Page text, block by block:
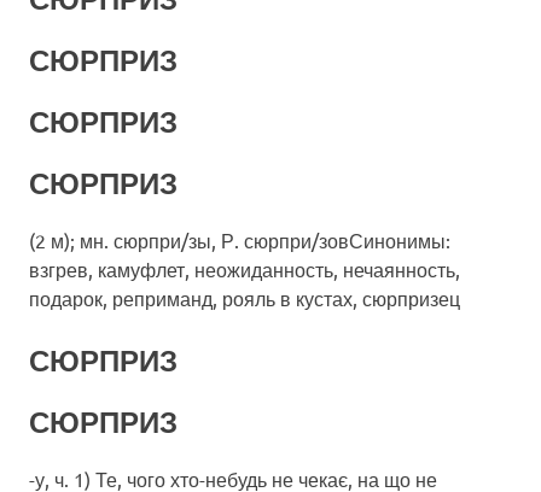
СЮРПРИЗ
СЮРПРИЗ
СЮРПРИЗ
(2 м); мн. сюрпри/зы, Р. сюрпри/зовСинонимы:
взгрев, камуфлет, неожиданность, нечаянность,
подарок, реприманд, рояль в кустах, сюрпризец
СЮРПРИЗ
СЮРПРИЗ
-у, ч. 1) Те, чого хто-небудь не чекає, на що не